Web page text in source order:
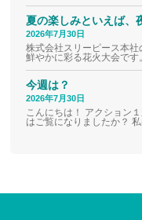
夏の楽しみといえば、
2026年7月30日
株式会社スリーピース本
鮮やかに彩る花火大会で
今週は？
2026年7月30日
こんにちは！ アクション
はご覧になりましたか？